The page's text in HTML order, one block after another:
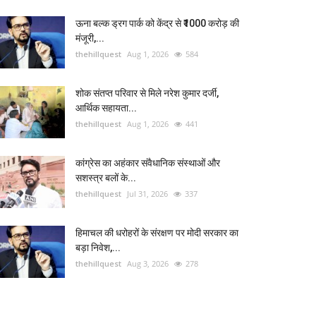
ऊना बल्क ड्रग पार्क को केंद्र से ₹1000 करोड़ की
मंजूरी,...
thehillquest Aug 1, 2026 584
शोक संतप्त परिवार से मिले नरेश कुमार दर्जी,
आर्थिक सहायता...
thehillquest Aug 1, 2026 441
कांग्रेस का अहंकार संवैधानिक संस्थाओं और
सशस्त्र बलों के...
thehillquest Jul 31, 2026 337
हिमाचल की धरोहरों के संरक्षण पर मोदी सरकार का
बड़ा निवेश,...
thehillquest Aug 3, 2026 278